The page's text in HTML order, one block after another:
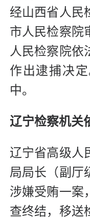
经山西省人民
市人民检察院
人民检察院依
作出逮捕决
中。
辽宁检察机关
辽宁省高级人
局局长（副厅
涉嫌受贿一案
查终结，移送